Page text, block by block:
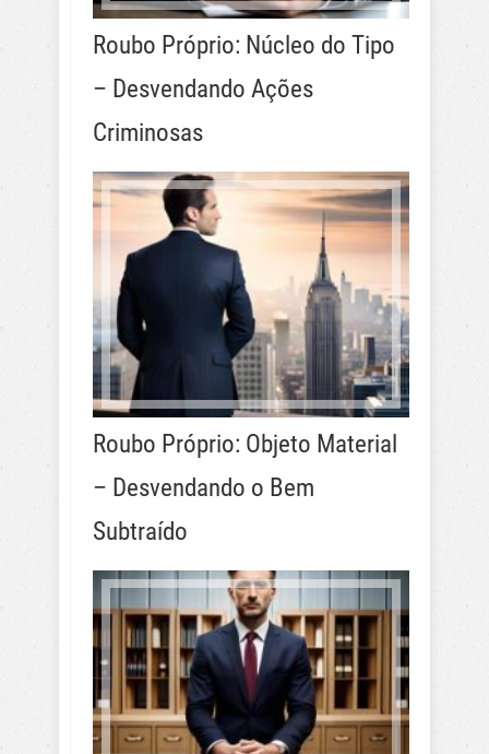
Roubo Próprio: Núcleo do Tipo
– Desvendando Ações
Criminosas
Roubo Próprio: Objeto Material
– Desvendando o Bem
Subtraído